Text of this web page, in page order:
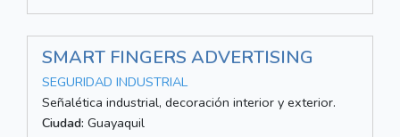
SMART FINGERS ADVERTISING
SEGURIDAD INDUSTRIAL
Señalética industrial, decoración interior y exterior.
Ciudad: Guayaquil